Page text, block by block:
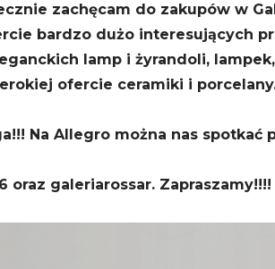
zachęcam do zakupów w
bardzo dużo interesujących
lamp i żyrandoli,
ofercie ceramiki i
Na Allegro można nas spotkać
oraz galeriarossar. Zapraszamy!!!!